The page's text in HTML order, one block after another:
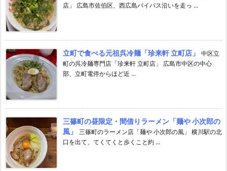
店」 広島市佐伯区、西広島バイパス沿いを走っ ...
立町で食べる元祖呉冷麺「珍来軒 立町店」
中区立
町の呉冷麺専門店「珍来軒 立町店」 広島市中区の中心
部、立町電停からほど近 ...
三篠町の昼限定・間借りラーメン「麺や 小次郎の
風」
三篠町のラーメン店「麺や 小次郎の風」 横川駅の北
口を出て、てくてくと歩くこと約 ...